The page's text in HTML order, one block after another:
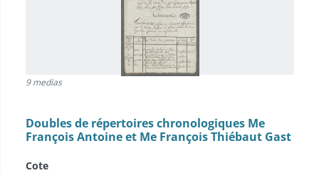
9 medias
Doubles de répertoires chronologiques Me
François Antoine et Me François Thiébaut Gast
Cote